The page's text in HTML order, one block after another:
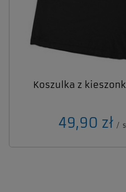
Koszulka z
49,90 zł /